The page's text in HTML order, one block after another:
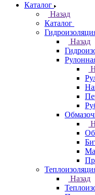
Каталог
Назад
Каталог
Назад
Назад